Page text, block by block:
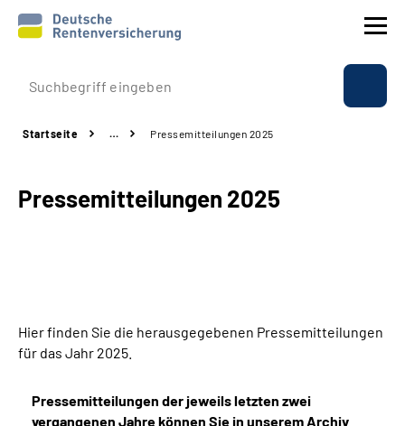
Prävention
Rente
Über uns & Presse
Online-Services
Startseite … Pressemitteilungen 2025
Pressemitteilungen 2025
Hier finden Sie die herausgegebenen Pressemitteilungen
für das Jahr 2025.
Pressemitteilungen der jeweils letzten zwei
vergangenen Jahre können Sie in unserem Archiv